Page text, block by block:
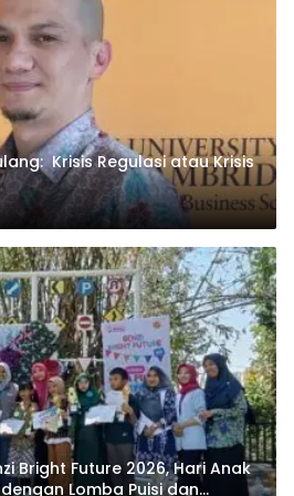
Krisis Regulasi atau Krisis
Bright Future 2026, Hari Anak
Lomba Puisi dan